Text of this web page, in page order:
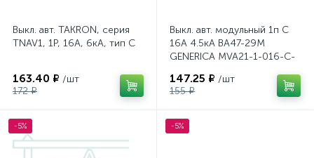
Выкл. авт. TAKRON, серия
TNAV1, 1P, 16А, 6кА, тип C
163.40 ₽ /шт
172 ₽
Выкл. авт. модульный 1п C
16А 4.5кА ВА47-29М
GENERICA MVA21-1-016-C-
147.25 ₽ /шт
155 ₽
-5% -5%